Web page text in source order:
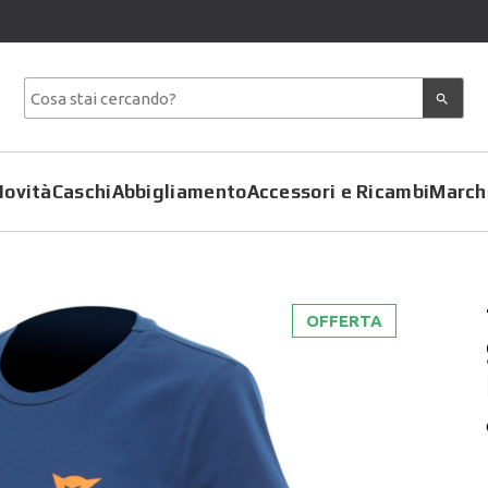
CaschiAbbigliamento
Copriscarpe
Pantaloni
Accessori e Ricambi
CoprimotoOFFERTA